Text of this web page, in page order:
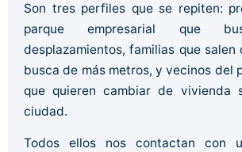
Son tres perfiles que se repiten:
parque empresarial que
desplazamientos, familias que
busca de más metros, y vecinos del
que quieren cambiar de vivienda
ciudad.
Todos ellos nos contactan con